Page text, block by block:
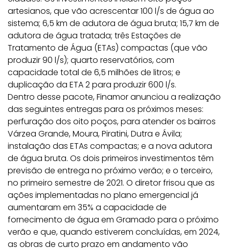
artesianos, que vão acrescentar 100 l/s de água ao
sistema; 6,5 km de adutora de água bruta; 15,7 km de
adutora de água tratada; três Estações de
Tratamento de Água (ETAs) compactas (que vão
produzir 90 l/s); quarto reservatórios, com
capacidade total de 6,5 milhões de litros; e
duplicação da ETA 2 para produzir 600 l/s.
Dentro desse pacote, Finamor anunciou a realização
das seguintes entregas para os próximos meses:
perfuração dos oito poços, para atender os bairros
Várzea Grande, Moura, Piratini, Dutra e Ávila;
instalação das ETAs compactas; e a nova adutora
de água bruta. Os dois primeiros investimentos têm
previsão de entrega no próximo verão; e o terceiro,
no primeiro semestre de 2021. O diretor frisou que as
ações implementadas no plano emergencial já
aumentaram em 35% a capacidade de
fornecimento de água em Gramado para o próximo
verão e que, quando estiverem concluídas, em 2024,
as obras de curto prazo em andamento vão